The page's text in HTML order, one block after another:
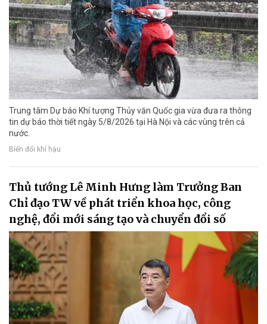
Trung tâm Dự báo Khí tượng Thủy văn Quốc gia vừa đưa ra thông
tin dự báo thời tiết ngày 5/8/2026 tại Hà Nội và các vùng trên cả
nước.
Biến đổi khí hậu
Thủ tướng Lê Minh Hưng làm Trưởng Ban
Chỉ đạo TW về phát triển khoa học, công
nghệ, đổi mới sáng tạo và chuyển đổi số